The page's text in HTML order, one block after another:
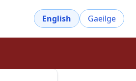
English Gaeilge